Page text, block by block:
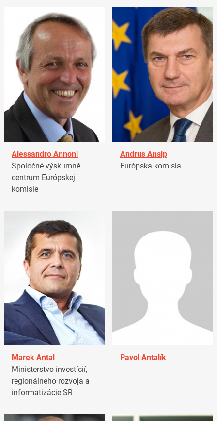
Alessandro Annoni
Spoločné výskumné
centrum Európskej
komisie
Andrus Ansip
Európska komisia
Marek Antal
Ministerstvo investícií,
regionálneho rozvoja a
informatizácie SR
Pavol Antalík